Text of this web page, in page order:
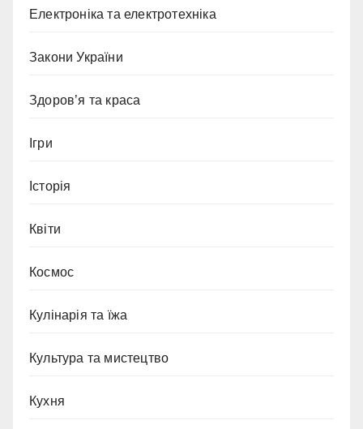
Електроніка та електротехніка
Закони України
Здоров’я та краса
Ігри
Історія
Квіти
Космос
Кулінарія та їжа
Культура та мистецтво
Кухня